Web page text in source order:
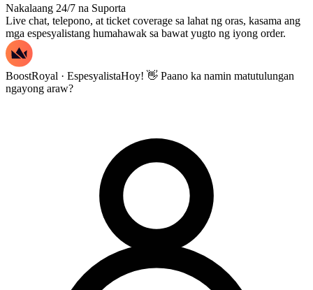
Nakalaang 24/7 na Suporta
Live chat, telepono, at ticket coverage sa lahat ng oras, kasama ang
mga espesyalistang humahawak sa bawat yugto ng iyong order.
BoostRoyal · EspesyalistaHoy! 👋 Paano ka namin matutulungan
ngayong araw?